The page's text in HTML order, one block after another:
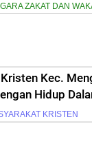
ZAKAT DAN
Kec.
KRISTEN